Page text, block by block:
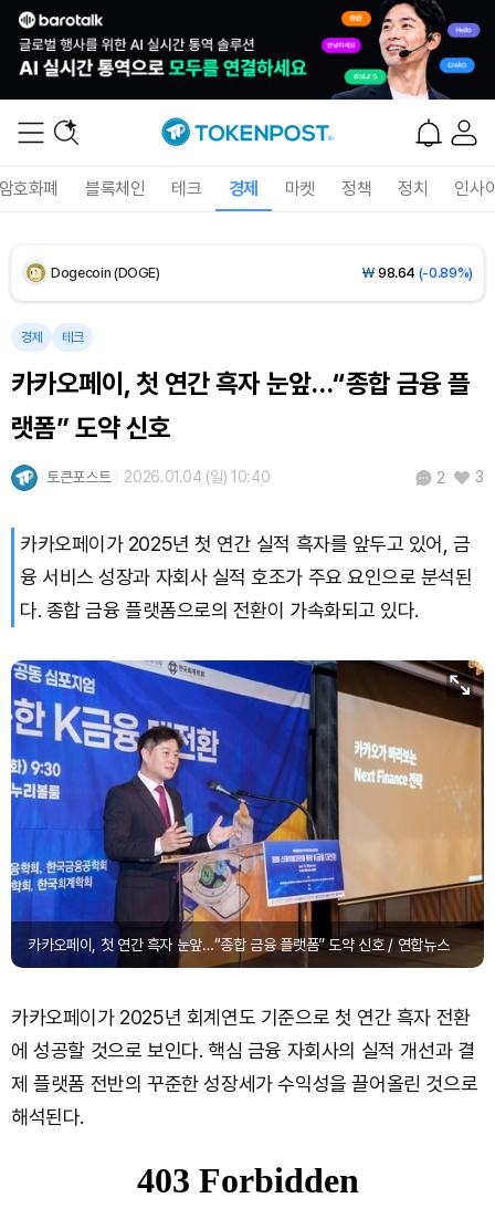
호화폐 블록체인 테크 경제 마켓 정책 정치 인사
XRP (XRP) ₩1,464(-2.10%)
₩ 103,940(-1.43%)
TRON (TRX) (-0.12%)
경제 테크
카카오페이, 첫 연간 흑자 눈앞…“종합 금융 플
랫폼” 도약 신호
토큰포스트 2026.01.04 (일) 10:40 2 3
카카오페이가 2025년 첫 연간 실적 흑자를 앞두고 있어, 금
융 서비스 성장과 자회사 실적 호조가 주요 요인으로 분석된
다. 종합 금융 플랫폼으로의 전환이 가속화되고 있다.
카카오페이, 첫 연간 흑자 눈앞…“종합 금융 플랫폼” 도약 신호 / 연합뉴스
카카오페이가 2025년 회계연도 기준으로 첫 연간 흑자 전환
에 성공할 것으로 보인다. 핵심 금융 자회사의 실적 개선과 결
제 플랫폼 전반의 꾸준한 성장세가 수익성을 끌어올린 것으로
해석된다.